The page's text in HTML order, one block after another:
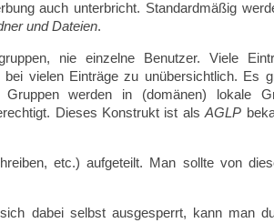
auch unterbricht. Standardmäßig
und Dateien.
nie einzelne Benutzer. Viele
vielen Einträge zu unübersichtlich. Es
werden in (domänen) lokale
Dieses Konstrukt ist alsAGLP
etc.) aufgeteilt. Man sollte von
dabei selbst ausgesperrt, kann man